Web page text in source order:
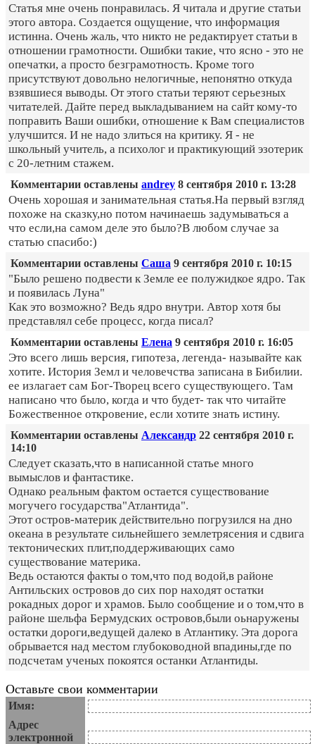
Статья мне очень понравилась. Я читала и другие статьи
этого автора. Создается ощущение, что информация
истинна. Очень жаль, что никто не редактирует статьи в
отношении грамотности. Ошибки такие, что ясно - это не
опечатки, а просто безграмотность. Кроме того
присутствуют довольно нелогичные, непонятно откуда
взявшиеся выводы. От этого статьи теряют серьезных
читателей. Дайте перед выкладыванием на сайт кому-то
поправить Ваши ошибки, отношение к Вам специалистов
улучшится. И не надо злиться на критику. Я - не
школьный учитель, а психолог и практикующий эзотерик
с 20-летним стажем.
Комментарии оставлены andrey 8 сентября 2010 г. 13:28
Очень хорошая и занимательная статья.На первый взгляд
похоже на сказку,но потом начинаешь задумываться а
что если,на самом деле это было?В любом случае за
статью спасибо:)
Комментарии оставлены Саша 9 сентября 2010 г. 10:15
"Было решено подвести к Земле ее полужидкое ядро. Так
и появилась Луна"
Как это возможно? Ведь ядро внутри. Автор хотя бы
представлял себе процесс, когда писал?
Комментарии оставлены Елена 9 сентября 2010 г. 16:05
Это всего лишь версия, гипотеза, легенда- называйте как
хотите. История Земл и человечства записана в Бибилии.
ее излагает сам Бог-Творец всего существующего. Там
написано что было, когда и что будет- так что читайте
Божественное откровение, если хотите знать истину.
Комментарии оставлены Александр 22 сентября 2010 г.
14:10
Следует сказать,что в написанной статье много
вымыслов и фантастике.
Однако реальным фактом остается существование
могучего государства"Атлантида".
Этот остров-материк действительно погрузился на дно
океана в результате сильнейшего землетрясения и сдвига
тектонических плит,поддерживающих само
существование материка.
Ведь остаются факты о том,что под водой,в районе
Антильских островов до сих пор находят остатки
рокадных дорог и храмов. Было сообщение и о том,что в
районе шельфа Бермудских островов,были оьнаружены
остатки дороги,ведущей далеко в Атлантику. Эта дорога
обрывается над местом глубоководной впадины,где по
подсчетам ученых покоятся останки Атлантиды.
Оставьте свои комментарии
Имя:
Адрес
электронной